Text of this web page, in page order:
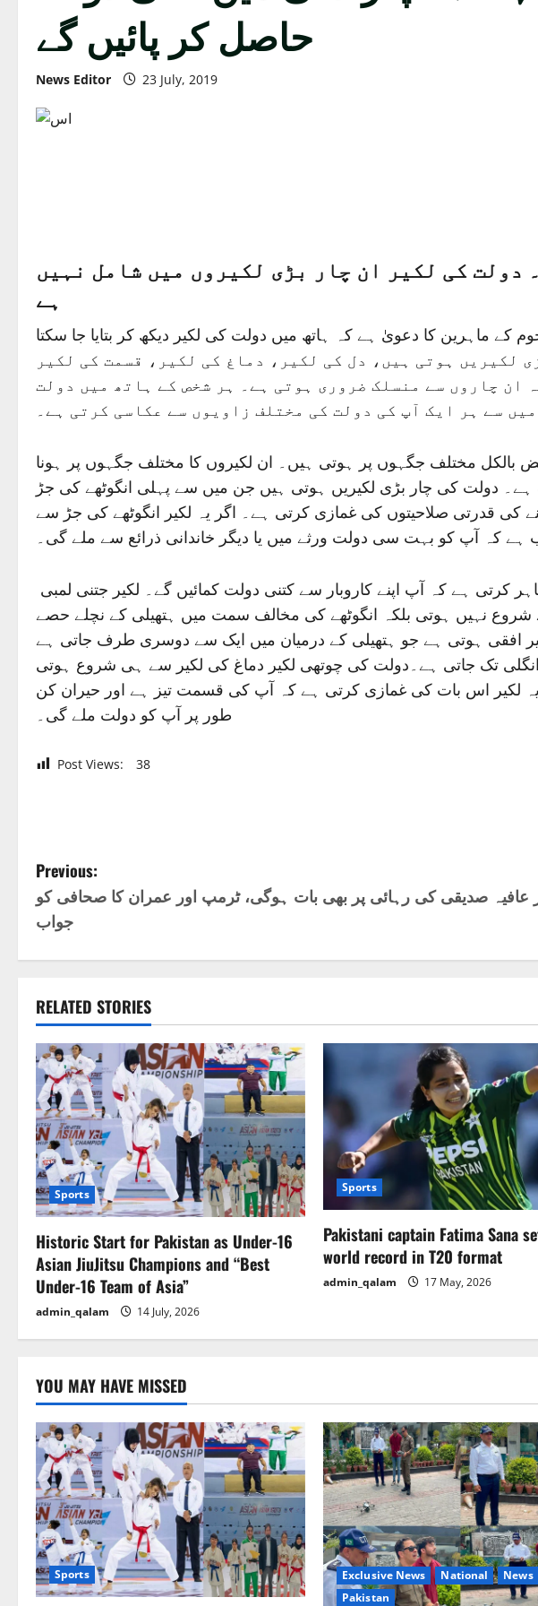
حاصل کر پائیں گے
News Editor 23 July, 2019
کی لکیر ان چار بڑی لکیروں میں شامل نہیں
ہے
کے ماہرین کا دعویٰ ہے کہ ہاتھ میں دولت کی لکیر دیکھ کر بتایا جا سکتا
میں کتنی دولت حاصل کر پائیں گے۔ماہرین کے مطابق ہتھیلی میں 4مرکزی لکیریں ہوتی ہیں، دل کی لکیر، دماغ کی لکیر، قسمت کی لکیر
ان چاروں سے منسلک ضروری ہوتی ہے۔ ہر شخص کے ہاتھ میں دولت
سے ہر ایک آپ کی دولت کی مختلف زاویوں سے عکاسی کرتی ہے۔
مختلف جگہوں پر ہوتی ہیں۔ ان لکیروں کا مختلف جگہوں پر ہونا
دولت کی چار بڑی لکیریں ہوتی ہیں جن میں سے پہلی انگوٹھے کی جڑ
قدرتی صلاحیتوں کی غمازی کرتی ہے۔ اگر یہ لکیر انگوٹھے کی جڑ سے
کہ آپ کو بہت سی دولت ورثے میں یا دیگر خاندانی ذرائع سے ملے گی۔
ہے کہ آپ اپنے کاروبار سے کتنی دولت کمائیں گے۔ لکیر جتنی لمبی
نہیں ہوتی بلکہ انگوٹھے کی مخالف سمت میں ہتھیلی کے نچلے حصے
ہوتی ہے جو ہتھیلی کے درمیان میں ایک سے دوسری طرف جاتی ہے
تک جاتی ہے۔دولت کی چوتھی لکیر دماغ کی لکیر سے ہی شروع ہوتی
لکیر اس بات کی غمازی کرتی ہے کہ آپ کی قسمت تیز ہے اور حیران کن
طور پر آپ کو دولت ملے گی۔
Post Views: 38
P
o
s
n
a
v
i
g
a
t
i
o
Previous:
عافیہ صدیقی کی رہائی پر بھی بات ہوگی، ٹرمپ اور عمران کا صحافی کو
جواب
RELATED STORIES
Sports
Historic Start for Pakistan as Under-16
Asian JiuJitsu Champions and “Best
Under-16 Team of Asia”
admin_qalam 14 July, 2026
Sports
Pakistani captain Fatima Sana
world record in T20 format
admin_qalam 17 May, 2026
YOU MAY HAVE MISSED
Sports Exclusive News National
News
Pakistan